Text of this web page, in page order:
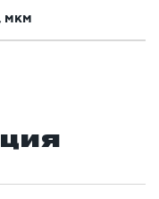
мкм